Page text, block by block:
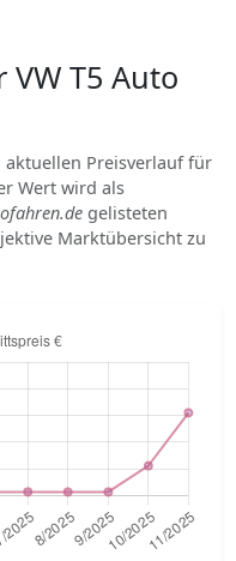
T5 Auto
Preisverlauf für
Wert wird als
gelisteten
Marktübersicht zu